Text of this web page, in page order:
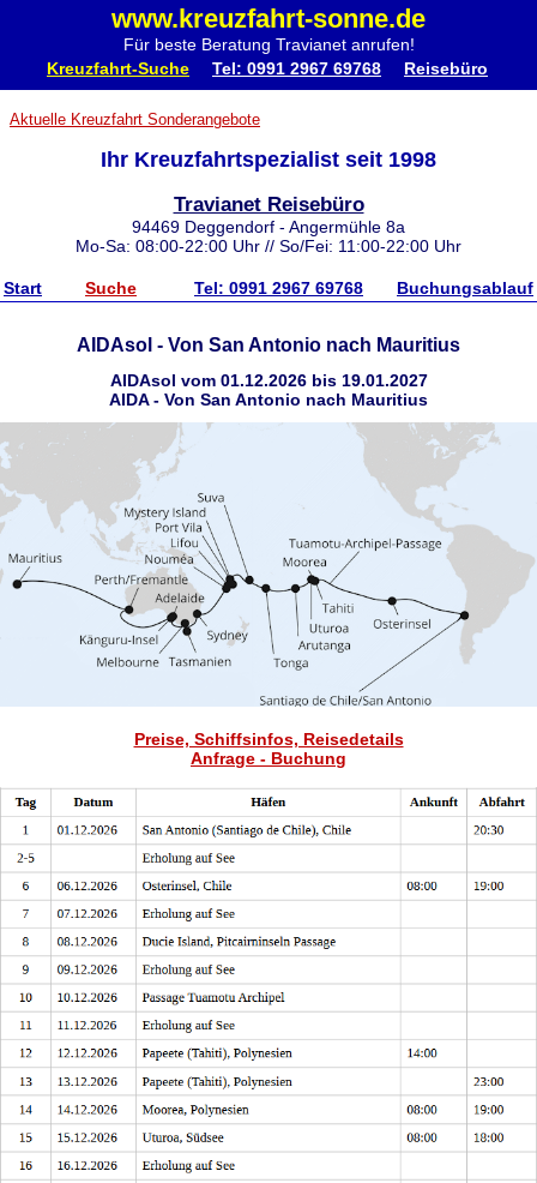
www.kreuzfahrt-sonne.de
Für beste Beratung Travianet anrufen!
Kreuzfahrt-Suche Tel: 0991 2967 69768 Reisebüro
Aktuelle Kreuzfahrt Sonderangebote
Ihr Kreuzfahrtspezialist seit 1998
Travianet Reisebüro
94469 Deggendorf - Angermühle 8a
Mo-Sa: 08:00-22:00 Uhr // So/Fei: 11:00-22:00 Uhr
Start Suche Tel: 0991 2967 69768 Buchungsablauf
AIDAsol - Von San Antonio nach Mauritius
AIDAsol vom 01.12.2026 bis 19.01.2027
AIDA - Von San Antonio nach Mauritius
Preise, Schiffsinfos, Reisedetails
Anfrage - Buchung